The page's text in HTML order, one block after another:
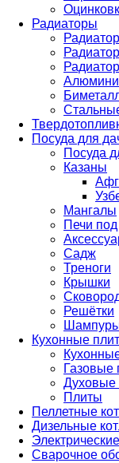
Радиаторы
Посуда для
Посуда
Казаны
Мангалы
Печи под
Садж
Треноги
Крышки
Решётки
Кухонные
Газовые
Плиты
Пеллетные
Дизельные
Сварочное